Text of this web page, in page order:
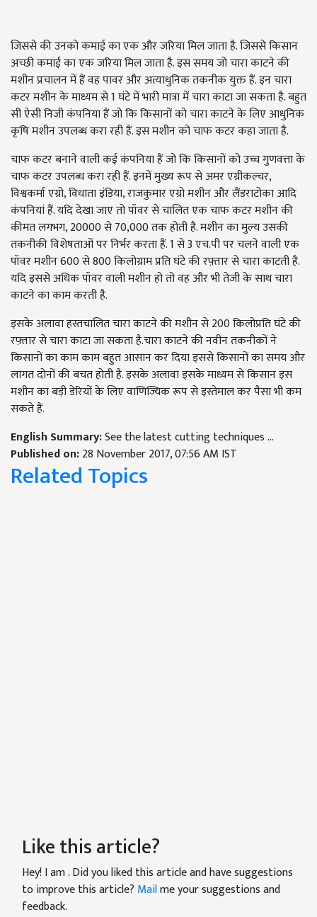
जिससे की उनको कमाई का एक और जरिया मिल जाता है. जिससे किसान
अच्छी कमाई का एक जरिया मिल जाता है. इस समय जो चारा काटने की
मशीन प्रचालन में हैं वह पावर और अत्याधुनिक तकनीक युक्त हैं. इन चारा
कटर मशीन के माध्यम से 1 घंटे में भारी मात्रा में चारा काटा जा सकता है. बहुत
सी ऐसी निजी कंपनिया हैं जो कि किसानों को चारा काटने के लिए आधुनिक
कृषि मशीन उपलब्ध करा रही हैं. इस मशीन को चाफ कटर कहा जाता है.
चाफ कटर बनाने वाली कई कंपनिया हैं जो कि किसानों को उच्च गुणवत्ता के
चाफ कटर उपलब्ध करा रही हैं. इनमें मुख्य रूप से अमर एग्रीकल्चर,
विश्वकर्मा एग्रो, विधाता इंडिया, राजकुमार एग्रो मशीन और लैंडराटोका आदि
कंपनियां हैं. यदि देखा जाए तो पॉवर से चालित एक चाफ कटर मशीन की
कीमत लगभग, 20000 से 70,000 तक होती है. मशीन का मुल्य उसकी
तकनीकी विशेषताओं पर निर्भर करता हैं. 1 से 3 एच.पी पर चलने वाली एक
पॉवर मशीन 600 से 800 किलोग्राम प्रति घंटे की रफ़्तार से चारा काटती है.
यदि इससे अधिक पॉवर वाली मशीन हो तो वह और भी तेजी के साथ चारा
काटने का काम करती है.
इसके अलावा हस्तचालित चारा काटने की मशीन से 200 किलोप्रति घंटे की
रफ़्तार से चारा काटा जा सकता है.चारा काटने की नवीन तकनीकों ने
किसानों का काम काम बहुत आसान कर दिया इससे किसानों का समय और
लागत दोनों की बचत होती है. इसके अलावा इसके माध्यम से किसान इस
मशीन का बड़ी डेरियों के लिए वाणिज्यिक रूप से इस्तेमाल कर पैसा भी कम
सकते हैं.
English Summary:See the latest cutting techniques ...
Published on:28 November 2017, 07:56 AM IST
Related Topics
Like this article?
Hey! I am. Did you liked this article and have suggestions
to improve this article? Mailme your suggestions and
feedback.